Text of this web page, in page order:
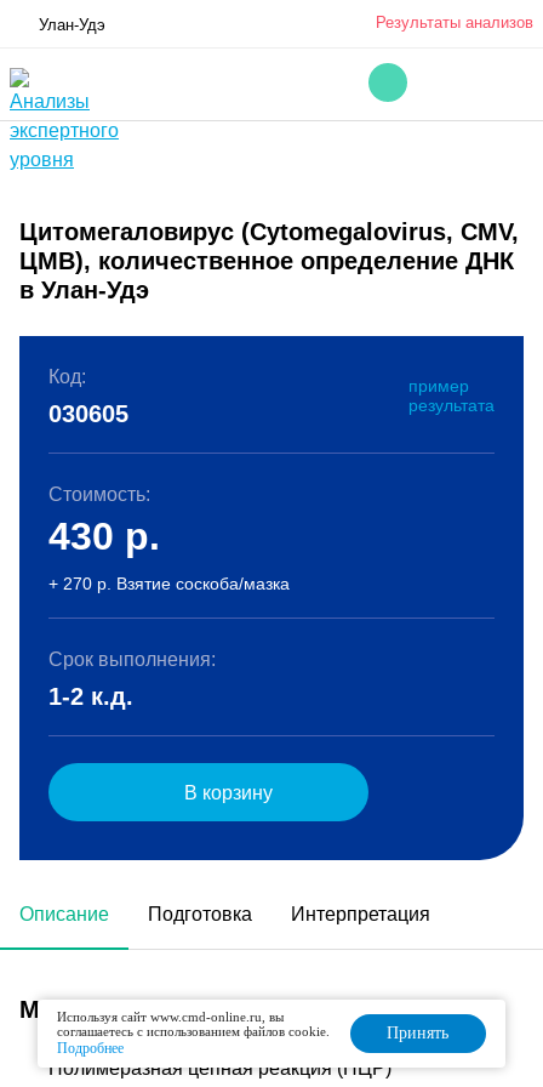
Улан-Удэ Результаты анализов
Цитомегаловирус (Cytomegalovirus, CMV,
ЦМВ), количественное определение ДНК
в Улан-Удэ
Описание Подготовка Интерпретация
Метод исследования
Полимеразная цепная реакция (ПЦР)
Код:
пример
результата
030605
Стоимость:
430 р.
+ 270 р. Взятие соскоба/мазка
Срок выполнения:
1-2 к.д.
В корзину
Используя сайт www.cmd-online.ru, вы
соглашаетесь с использованием файлов cookie.
Подробнее
Принять